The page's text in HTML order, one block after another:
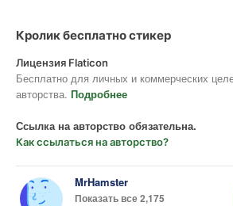
Кролик бесплатно стикер
Лицензия Flaticon
Бесплатно для личных и коммерческих
авторства. Подробнее
Ссылка на авторство обязательна.
Как ссылаться на авторство?
MrHamster
Показать все 2,175